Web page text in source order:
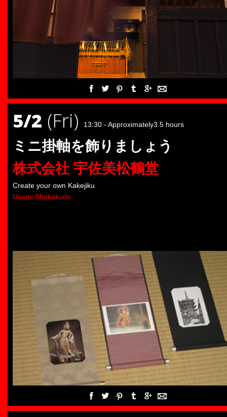
5/2 (Fri) 13:30 - Approximately3.5 hours
ミニ掛軸を飾りましょう
株式会社 宇佐美松鶴堂
Create your own Kakejiku
Usami Shokakudo